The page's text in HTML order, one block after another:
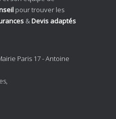
pour trouver les
&Devis adaptés
Paris 17 - Antoine